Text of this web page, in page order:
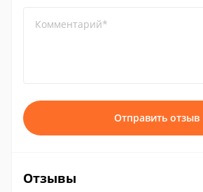
Комментарий*
Отправить отзыв
Отзывы